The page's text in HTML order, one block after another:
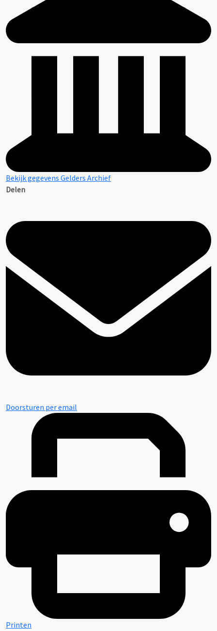
Bekijk gegevens Gelders Archief
Delen
Doorsturen per email
Printen